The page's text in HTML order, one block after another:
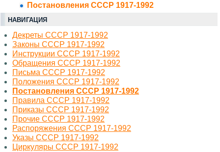
Постановления СССР 1917-1992
НАВИГАЦИЯ
Декреты СССР 1917-1992
Законы СССР 1917-1992
Инструкции СССР 1917-1992
Обращения СССР 1917-1992
Письма СССР 1917-1992
Положения СССР 1917-1992
Постановления СССР 1917-1992
Правила СССР 1917-1992
Приказы СССР 1917-1992
Прочие СССР 1917-1992
Распоряжения СССР 1917-1992
Указы СССР 1917-1992
Циркуляры СССР 1917-1992